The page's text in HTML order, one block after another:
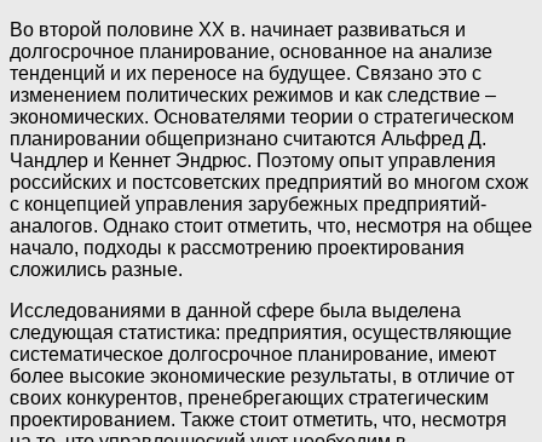
Во второй половине XX в. начинает развиваться и
долгосрочное планирование, основанное на анализе
тенденций и их переносе на будущее. Связано это с
изменением политических режимов и как следствие –
экономических. Основателями теории о стратегическом
планировании общепризнано считаются Альфред Д.
Чандлер и Кеннет Эндрюс. Поэтому опыт управления
российских и постсоветских предприятий во многом схож
с концепцией управления зарубежных предприятий-
аналогов. Однако стоит отметить, что, несмотря на общее
начало, подходы к рассмотрению проектирования
сложились разные.
Исследованиями в данной сфере была выделена
следующая статистика: предприятия, осуществляющие
систематическое долгосрочное планирование, имеют
более высокие экономические результаты, в отличие от
своих конкурентов, пренебрегающих стратегическим
проектированием. Также стоит отметить, что, несмотря